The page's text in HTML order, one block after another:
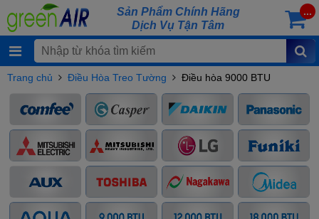
Sản Phẩm Chính Hãng
Dịch Vụ Tận Tâm
...
Trang chủ Điều Hòa Treo Tường Điều hòa 9000 BTU